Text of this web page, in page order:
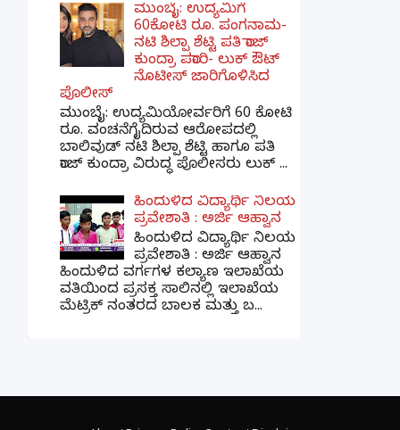
ಮುಂಬೈ: ಉದ್ಯಮಿಗೆ
60ಕೋಟಿ ರೂ. ಪಂಗನಾಮ-
ನಟಿ ಶಿಲ್ಪಾ ಶೆಟ್ಟಿ ಪತಿ ರಾಜ್
ಕುಂದ್ರಾ ಪರಾರಿ- ಲುಕ್ ಔಟ್
ನೊಟೀಸ್ ಜಾರಿಗೊಳಿಸಿದ
ಪೊಲೀಸ್
ಮುಂಬೈ: ಉದ್ಯಮಿಯೋರ್ವರಿಗೆ 60 ಕೋಟಿ
ರೂ. ವಂಚನೆಗೈದಿರುವ ಆರೋಪದಲ್ಲಿ
ಬಾಲಿವುಡ್ ನಟಿ ಶಿಲ್ಪಾ ಶೆಟ್ಟಿ ಹಾಗೂ ಪತಿ
ರಾಜ್ ಕುಂದ್ರಾ ವಿರುದ್ಧ ಪೊಲೀಸರು ಲುಕ್ ...
ಹಿಂದುಳಿದ ವಿದ್ಯಾರ್ಥಿ ನಿಲಯ
ಪ್ರವೇಶಾತಿ : ಅರ್ಜಿ ಆಹ್ವಾನ
ಹಿಂದುಳಿದ ವಿದ್ಯಾರ್ಥಿ ನಿಲಯ
ಪ್ರವೇಶಾತಿ : ಅರ್ಜಿ ಆಹ್ವಾನ
ಹಿಂದುಳಿದ ವರ್ಗಗಳ ಕಲ್ಯಾಣ ಇಲಾಖೆಯ
ವತಿಯಿಂದ ಪ್ರಸಕ್ತ ಸಾಲಿನಲ್ಲಿ ಇಲಾಖೆಯ
ಮೆಟ್ರಿಕ್ ನಂತರದ ಬಾಲಕ ಮತ್ತು ಬ...
×
📢 ನಮ್ಮ WhatsApp ಗ್ರೂಪ್‌ಗೆ ಸೇರಿ — ತಕ್ಷಣದ